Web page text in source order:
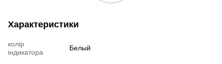
Характеристики
колір
індикатора
Белый